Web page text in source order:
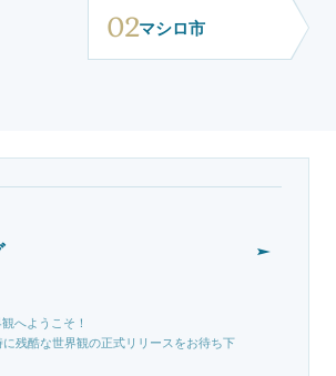
02マシロ市
へようこそ！
残酷な世界観の正式リリースをお待ち下